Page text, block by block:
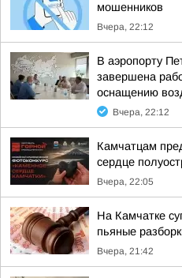
мошенников
Вчера, 22:12
В аэропорту
завершена
оснащению
Вчера, 22:12
Камчатцам
сердце
Вчера, 22:05
На Камчатке
пьяные
Вчера, 21:42